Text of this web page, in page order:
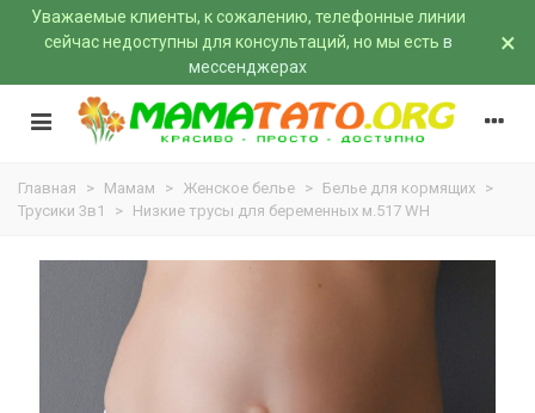
Уважаемые клиенты, к сожалению, телефонные линии
сейчас недоступны для консультаций, но мы есть в
мессенджерах
×
Главная > Мамам > Женское белье > Белье для кормящих >
Трусики 3в1
> Низкие трусы для беременных м.517 WH